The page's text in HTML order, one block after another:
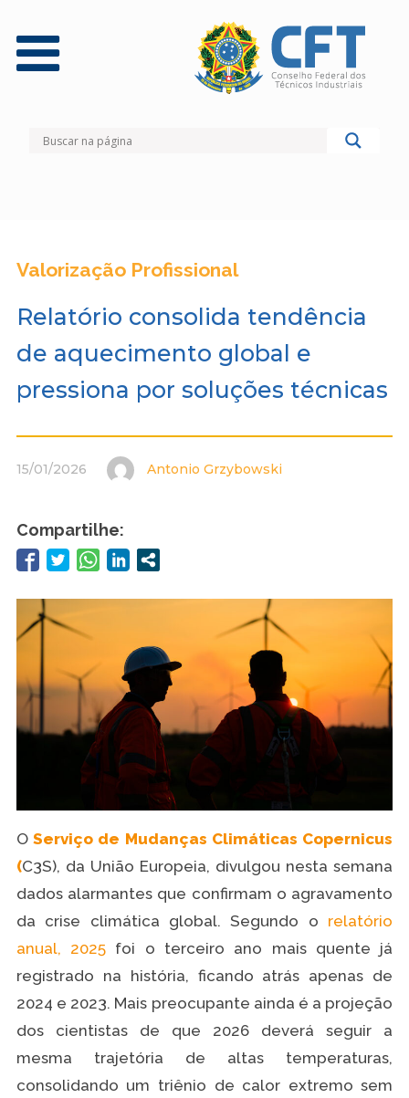
Valorização Profissional
Relatório consolida tendência
de aquecimento global e
pressiona por soluções técnicas
15/01/2026 Antonio Grzybowski
Compartilhe:
OServiço de Mudanças Climáticas Copernicus
(C3S), da União Europeia, divulgou nesta semana
dados alarmantes que confirmam o agravamento
da crise climática global. Segundo o relatório
anual, 2025 foi o terceiro ano mais quente já
registrado na história, ficando atrás apenas de
2024 e 2023. Mais preocupante ainda é a projeção
dos cientistas de que 2026 deverá seguir a
mesma trajetória de altas temperaturas,
consolidando um triênio de calor extremo sem